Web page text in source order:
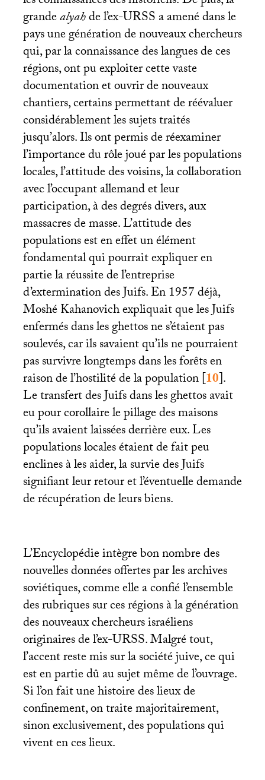
grandealyahde l’ex-URSSa amené dans le
pays une génération de nouveaux chercheurs
qui, par la connaissance des langues de ces
régions, ont pu exploiter cette vaste
documentation et ouvrir de nouveaux
chantiers, certains permettant de réévaluer
considérablement les sujets traités
jusqu’alors. Ils ont permis de réexaminer
l’importance du rôle joué par les populations
locales, l’attitude des voisins, la collaboration
avec l’occupant allemand et leur
participation, à des degrés divers, aux
massacres de masse. L’attitude des
populations est en effet un élément
fondamental qui pourrait expliquer en
partie la réussite de l’entreprise
d’extermination des Juifs. En 1957 déjà,
Moshé Kahanovich expliquait que les Juifs
enfermés dans les ghettos ne s’étaient pas
soulevés, car ils savaient qu’ils ne pourraient
pas survivre longtemps dans les forêts en
raison de l’hostilité de la population[10].
Le transfert des Juifs dans les ghettos avait
eu pour corollaire le pillage des maisons
qu’ils avaient laissées derrière eux. Les
populations locales étaient de fait peu
enclines à les aider, la survie des Juifs
signifiant leur retour et l’éventuelle demande
de récupération de leurs biens.
L’Encyclopédie intègre bon nombre des
nouvelles données offertes par les archives
soviétiques, comme elle a confié l’ensemble
des rubriques sur ces régions à la génération
des nouveaux chercheurs israéliens
originaires de l’ex-URSS. Malgré tout,
l’accent reste mis sur la société juive, ce qui
est en partie dû au sujet même de l’ouvrage.
Si l’on fait une histoire des lieux de
confinement, on traite majoritairement,
sinon exclusivement, des populations qui
vivent en ces lieux.